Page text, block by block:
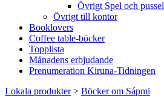
Övrigt Spel och pussel
Övrigt till kontor
Booklovers
Coffee table-böcker
Topplista
Månadens erbjudande
Prenumeration Kiruna-Tidningen
Lokala produkter> Böcker om Sápmi